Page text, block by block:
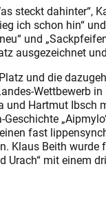
steckt dahinter“,
ich schon hin“
und
ausgezeichnet
und die
Wettbewerb
und Hartmut Ibsch
fast
Klaus Beith wurde
Urach“ mit einem